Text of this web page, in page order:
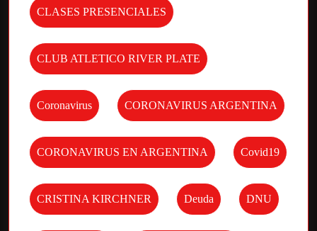
CLASES PRESENCIALES
CLUB ATLETICO RIVER PLATE
Coronavirus CORONAVIRUS ARGENTINA
CORONAVIRUS EN ARGENTINA Covid19
CRISTINA KIRCHNER Deuda DNU